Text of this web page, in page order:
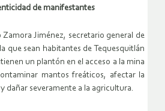
de manifestantes
Jiménez, secretario general de
que sean habitantes de Tequesquitlán
un plantón en el acceso a la mina
mantos freáticos, afectar la
dañar severamente a la agricultura.